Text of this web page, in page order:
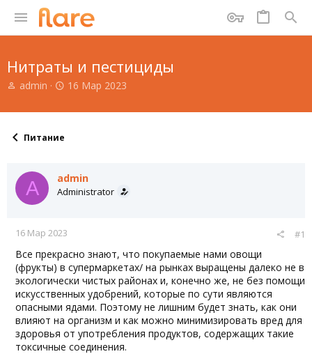
Нитраты и пестициды
А
т
м
admin
Д
т
а
л
16 Мар 2023
Питание
A admin
Administrator
16 Мар 2023 #1
Все прекрасно знают, что покупаемые нами овощи
(фрукты) в супермаркетах/ на рынках выращены далеко не в
экологически чистых районах и, конечно же, не без помощи
искусственных удобрений, которые по сути являются
опасными ядами. Поэтому не лишним будет знать, как они
влияют на организм и как можно минимизировать вред для
здоровья от употребления продуктов, содержащих такие
токсичные соединения.